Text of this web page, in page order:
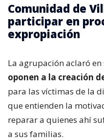
Comunidad de
participar en
expropiación
La agrupación aclaró
oponen a la creación
para las víctimas de la
que entienden la
reparar a quienes ahí
a sus familias.